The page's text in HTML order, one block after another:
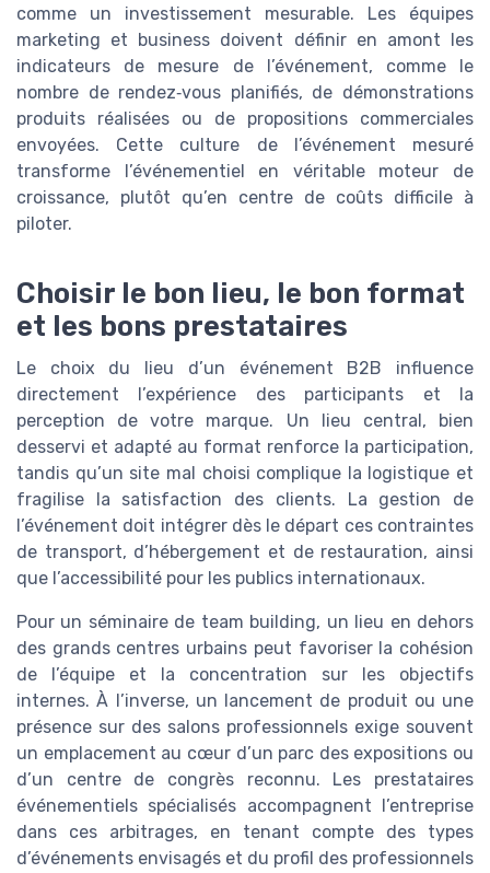
comme un investissement mesurable. Les équipes
marketing et business doivent définir en amont les
indicateurs de mesure de l’événement, comme le
nombre de rendez‑vous planifiés, de démonstrations
produits réalisées ou de propositions commerciales
envoyées. Cette culture de l’événement mesuré
transforme l’événementiel en véritable moteur de
croissance, plutôt qu’en centre de coûts difficile à
piloter.
Choisir le bon lieu, le bon format
et les bons prestataires
Le choix du lieu d’un événement B2B influence
directement l’expérience des participants et la
perception de votre marque. Un lieu central, bien
desservi et adapté au format renforce la participation,
tandis qu’un site mal choisi complique la logistique et
fragilise la satisfaction des clients. La gestion de
l’événement doit intégrer dès le départ ces contraintes
de transport, d’hébergement et de restauration, ainsi
que l’accessibilité pour les publics internationaux.
Pour un séminaire de team building, un lieu en dehors
des grands centres urbains peut favoriser la cohésion
de l’équipe et la concentration sur les objectifs
internes. À l’inverse, un lancement de produit ou une
présence sur des salons professionnels exige souvent
un emplacement au cœur d’un parc des expositions ou
d’un centre de congrès reconnu. Les prestataires
événementiels spécialisés accompagnent l’entreprise
dans ces arbitrages, en tenant compte des types
d’événements envisagés et du profil des professionnels